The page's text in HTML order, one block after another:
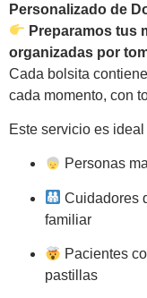
Personalizado de
Preparamos tus
organizadas por
Cada bolsita
cada momento, con
Este servicio es ideal
Personas
Cuidadores
familiar
Pacientes
pastillas